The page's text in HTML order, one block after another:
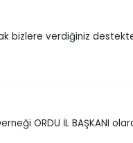
bizlere verdiğiniz
ORDU İL BAŞKANI